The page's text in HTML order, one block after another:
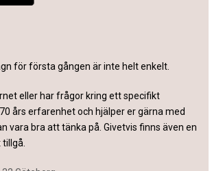
för första gången är inte helt enkelt.
eller har frågor kring ett specifikt
års erfarenhet och hjälper er gärna med
vara bra att tänka på. Givetvis finns även en